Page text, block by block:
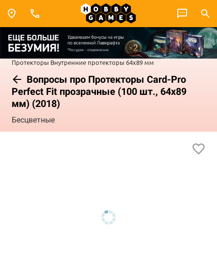
Протекторы Внутренние протекторы 64x89 мм
Вопросы про Протекторы Card-Pro
Perfect Fit прозрачные (100 шт., 64x89
мм) (2018)
Бесцветные